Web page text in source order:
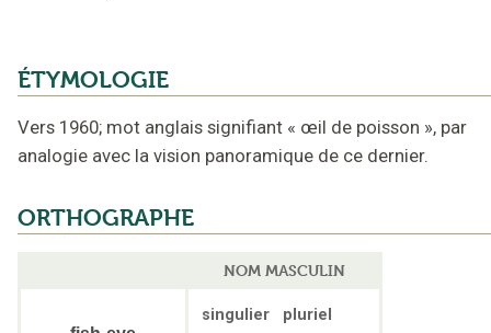
ÉTYMOLOGIE
Vers 1960; mot anglais signifiant « œil de poisson », par
analogie avec la vision panoramique de ce dernier.
ORTHOGRAPHE
NOM MASCULIN
singulier pluriel